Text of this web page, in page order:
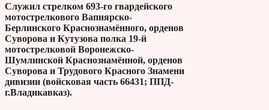
Служил стрелком 693-го гвардейского
мотострелкового Вапнярско-
Берлинского Краснознамённого, орденов
Суворова и Кутузова полка 19-й
мотострелковой Воронежско-
Шумлинской Краснознамённой, орденов
Суворова и Трудового Красного Знамени
дивизии (войсковая часть 66431; ППД-
г.Владикавказ).